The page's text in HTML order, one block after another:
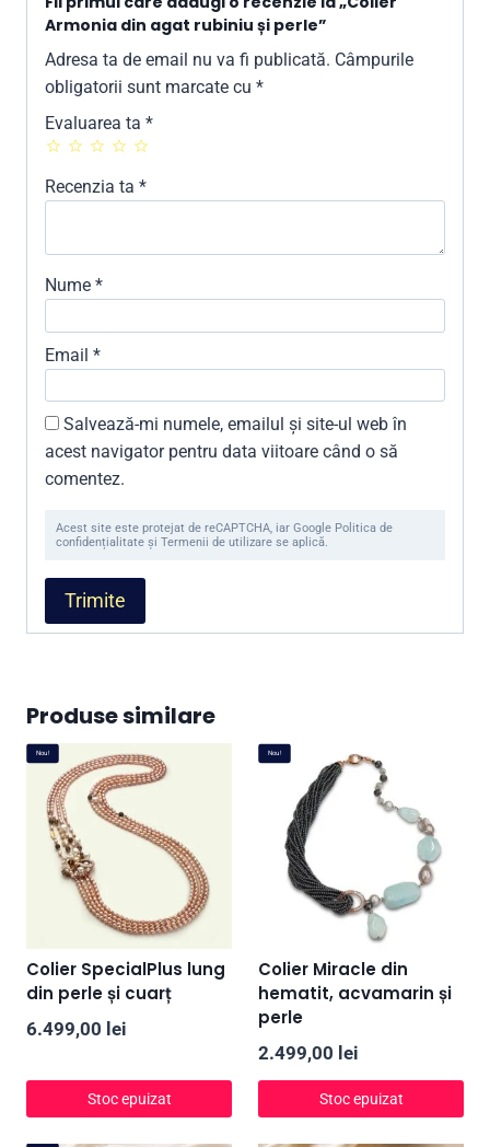
Armonia din agat rubiniu și perle”
Adresa ta de email nu va fi publicată. Câmpurile
obligatorii sunt marcate cu *
Evaluarea ta *
Recenzia ta *
Nume *
Email *
Salvează-mi numele, emailul și site-ul web în
acest navigator pentru data viitoare când o să
comentez.
Acest site este protejat de reCAPTCHA, iar Google Politica de
confidențialitate și Termenii de utilizare se aplică.
Produse similare
Nou!
Colier SpecialPlus lung
din perle și cuarț
6.499,00 lei
Stoc epuizat
Nou!
Colier Miracle din
hematit, acvamarin și
perle
2.499,00 lei
Stoc epuizat